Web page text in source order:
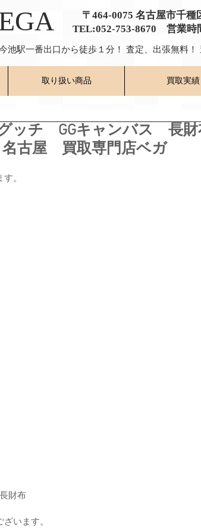
〒464-0075 名古屋市千種
TEL:052-753-8670 営業時
池駅一番出口から徒歩１分！ 査定、出張無料！​
ッチ GGキャンバス 長
古屋 買取専門店ベガ
。
財布
います。
取り扱い商品 買取実績